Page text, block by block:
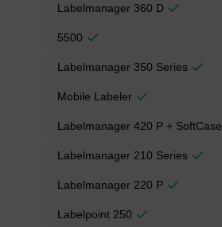
Labelmanager 360 D
5500
Labelmanager 350 Series
Mobile Labeler
Labelmanager 420 P + SoftCase
Labelmanager 210 Series
Labelmanager 220 P
Labelpoint 250